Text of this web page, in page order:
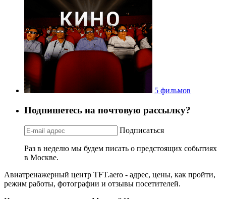
5 фильмов
Подпишетесь на почтовую рассылку?
Подписаться
Раз в неделю мы будем писать о предстоящих событиях
в Москве.
Авиатренажерный центр TFT.aero - адрес, цены, как пройти,
режим работы, фотографии и отзывы посетителей.